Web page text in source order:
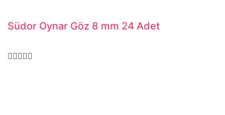
Südor Oynar Göz 8 mm 24 Adet